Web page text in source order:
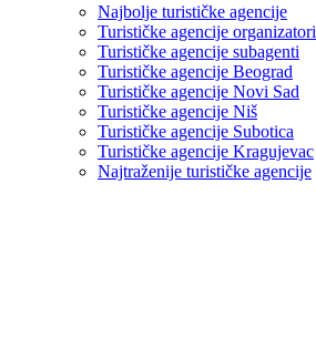
Najbolje turističke agencije
Turističke agencije organizatori
Turističke agencije subagenti
Turističke agencije Beograd
Turističke agencije Novi Sad
Turističke agencije Niš
Turističke agencije Subotica
Turističke agencije Kragujevac
Najtraženije turističke agencije